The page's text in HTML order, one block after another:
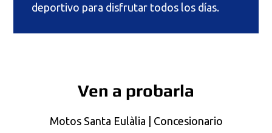
deportivo para disfrutar todos los días.
Ven a probarla
Motos Santa Eulàlia | Concesionario